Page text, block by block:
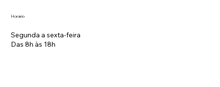
Horário
Segunda a sexta-feira
Das 8h às 18h